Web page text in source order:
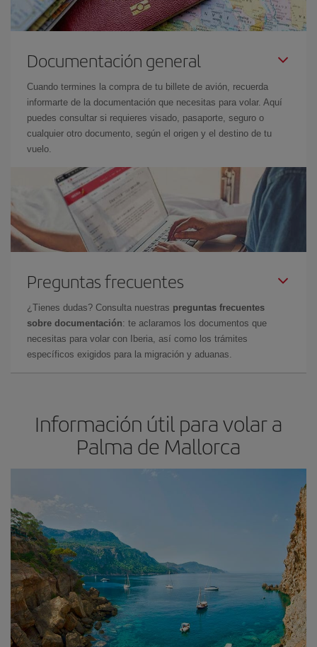
Documentación general
Cuando termines la compra de tu billete de avión, recuerda
informarte de la documentación que necesitas para volar. Aquí
puedes consultar si requieres visado, pasaporte, seguro o
cualquier otro documento, según el origen y el destino de tu
vuelo.
Preguntas frecuentes
¿Tienes dudas? Consulta nuestras preguntas frecuentes
sobre documentación: te aclaramos los documentos que
necesitas para volar con Iberia, así como los trámites
específicos exigidos para la migración y aduanas.
Información útil para volar a
Palma de Mallorca